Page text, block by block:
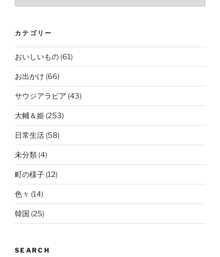
カテゴリー
おいしいもの (61)
お出かけ (66)
サウジアラビア (43)
大輔＆姫 (253)
日常生活 (58)
未分類 (4)
町の様子 (12)
色々 (14)
韓国 (25)
SEARCH